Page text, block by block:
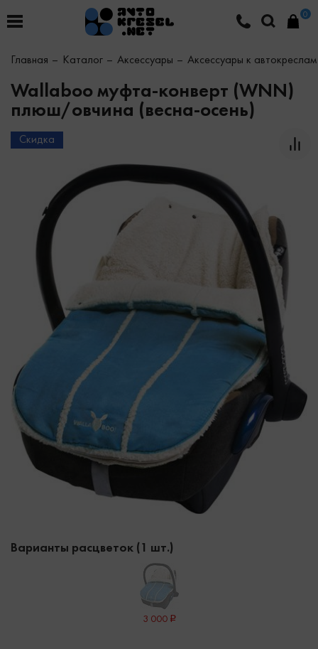
0
Главная Каталог Аксессуары Аксессуары к автокреслам
Wallaboo муфта-конверт (WNN)
плюш/овчина (весна-осень)
Скидка
Варианты расцветок (1 шт.)
3 000